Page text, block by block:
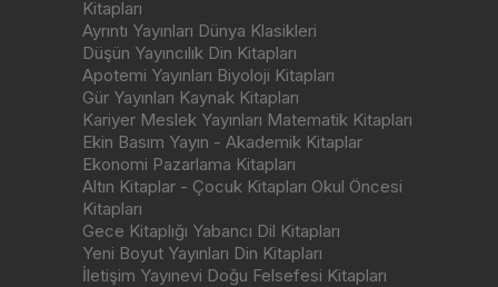
Kitapları
Ayrıntı Yayınları Dünya Klasikleri
Düşün Yayıncılık Din Kitapları
Apotemi Yayınları Biyoloji Kitapları
Gür Yayınları Kaynak Kitapları
Kariyer Meslek Yayınları Matematik Kitapları
Ekin Basım Yayın - Akademik Kitaplar
Ekonomi Pazarlama Kitapları
Altın Kitaplar - Çocuk Kitapları Okul Öncesi
Kitapları
Gece Kitaplığı Yabancı Dil Kitapları
Yeni Boyut Yayınları Din Kitapları
İletişim Yayınevi Doğu Felsefesi Kitapları